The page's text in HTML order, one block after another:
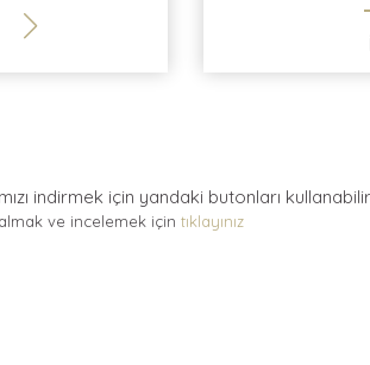
indirmek için yandaki butonları
ve incelemek için tıklayınız